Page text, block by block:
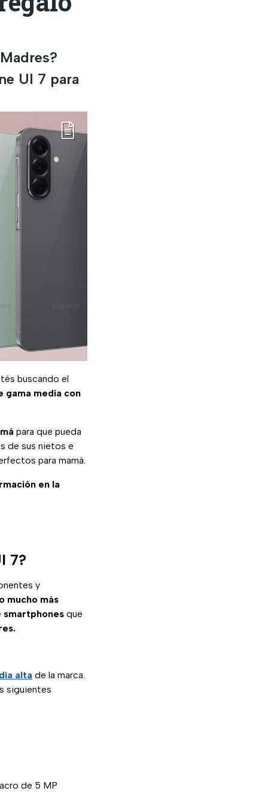
UI 7 para
buscando el
gama media con
para que pueda
de sus nietos e
para mamá.
en la
7?
y
mucho más
smartphones que
alta de la marca.
siguientes
de 5 MP